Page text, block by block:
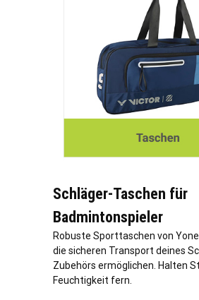
Schläger-Taschen für
Badmintonspieler
Robuste Sporttaschen von
die sicheren Transport deines
Zubehörs ermöglichen. Halten
Feuchtigkeit fern.